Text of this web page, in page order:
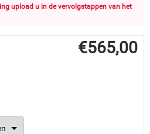
upload u in de vervolgstappen van het
€565,00